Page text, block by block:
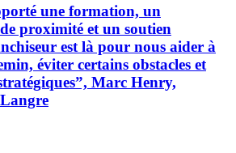
une formation, un
proximité et un soutien
est là pour nous aider à
éviter certains obstacles et
Marc Henry,